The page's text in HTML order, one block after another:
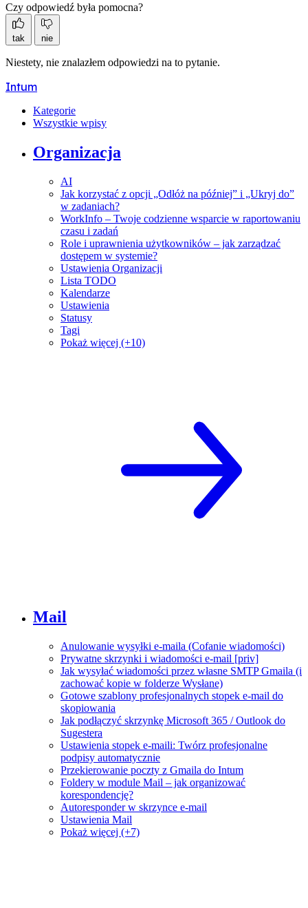
Czy odpowiedź była pomocna?
tak nie
Niestety, nie znalazłem odpowiedzi na to pytanie.
Intum
Kategorie
Wszystkie wpisy
Organizacja
AI
Jak korzystać z opcji „Odłóż na później” i „Ukryj do”
w zadaniach?
WorkInfo – Twoje codzienne wsparcie w raportowaniu
czasu i zadań
Role i uprawnienia użytkowników – jak zarządzać
dostępem w systemie?
Ustawienia Organizacji
Lista TODO
Kalendarze
Ustawienia
Statusy
Tagi
Pokaż więcej (+10)
Mail
Anulowanie wysyłki e-maila (Cofanie wiadomości)
Prywatne skrzynki i wiadomości e-mail [priv]
Jak wysyłać wiadomości przez własne SMTP Gmaila (i
zachować kopie w folderze Wysłane)
Gotowe szablony profesjonalnych stopek e-mail do
skopiowania
Jak podłączyć skrzynkę Microsoft 365 / Outlook do
Sugestera
Ustawienia stopek e-maili: Twórz profesjonalne
podpisy automatycznie
Przekierowanie poczty z Gmaila do Intum
Foldery w module Mail – jak organizować
korespondencję?
Autoresponder w skrzynce e-mail
Ustawienia Mail
Pokaż więcej (+7)